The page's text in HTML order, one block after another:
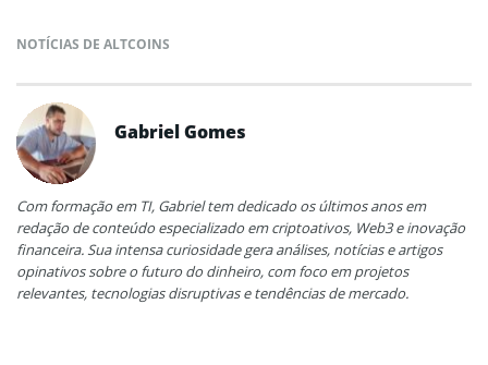
NOTÍCIAS DE ALTCOINS
Gabriel Gomes
Com formação em TI, Gabriel tem dedicado os últimos anos em
redação de conteúdo especializado em criptoativos, Web3 e inovação
financeira. Sua intensa curiosidade gera análises, notícias e artigos
opinativos sobre o futuro do dinheiro, com foco em projetos
relevantes, tecnologias disruptivas e tendências de mercado.